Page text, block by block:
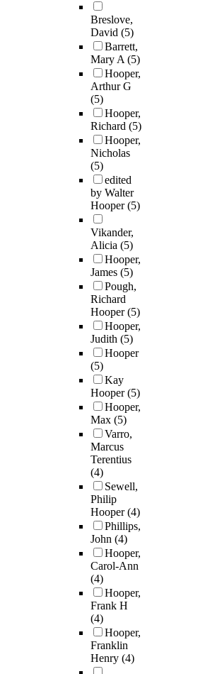
Breslove,
David (5)
Barrett,
Mary A(5)
Hooper,
Arthur G
(5)
Hooper,
Richard (5)
Hooper,
Nicholas
(5)
edited
by Walter
Hooper(5)
Vikander,
Alicia (5)
Hooper,
James (5)
Pough,
Richard
Hooper(5)
Hooper,
Judith (5)
Hooper
(5)
Kay
Hooper(5)
Hooper,
Max (5)
Varro,
Marcus
Terentius
(4)
Sewell,
Philip
Hooper(4)
Phillips,
John (4)
Hooper,
Carol-Ann
(4)
Hooper,
Frank H
(4)
Hooper,
Franklin
Henry (4)